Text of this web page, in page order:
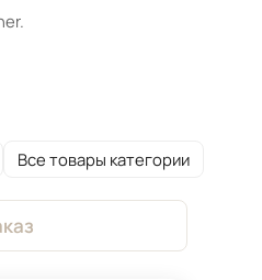
Все товары категории